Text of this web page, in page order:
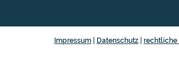
Impressum| Datenschutz| rechtliche